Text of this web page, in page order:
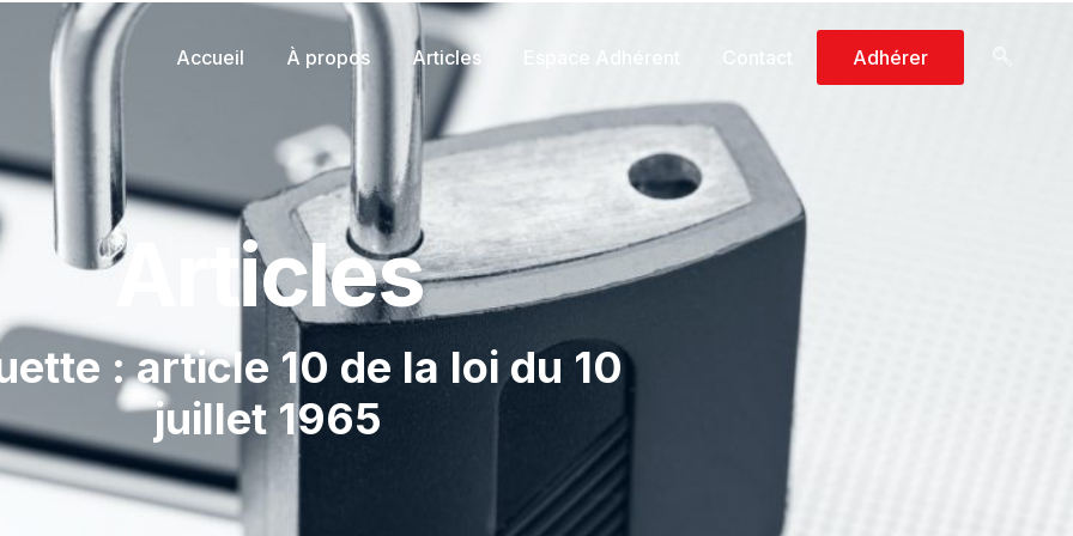
Accueil À propos Articles Contact Adhérer
Articles
: article 10 de la loi du 10
juillet 1965